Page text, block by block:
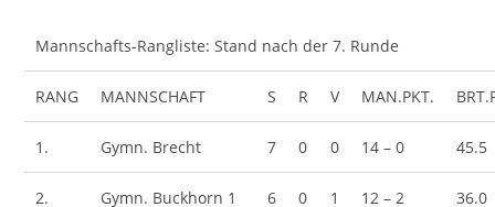
Mannschafts-Rangliste: Stand nach der 7. Runde
RANG MANNSCHAFT S R V MAN.PKT.
1. Gymn. Brecht 7 0 0 14 – 0 45.5
2. Gymn. Buckhorn 1 6 0 1 12 – 2 36.0